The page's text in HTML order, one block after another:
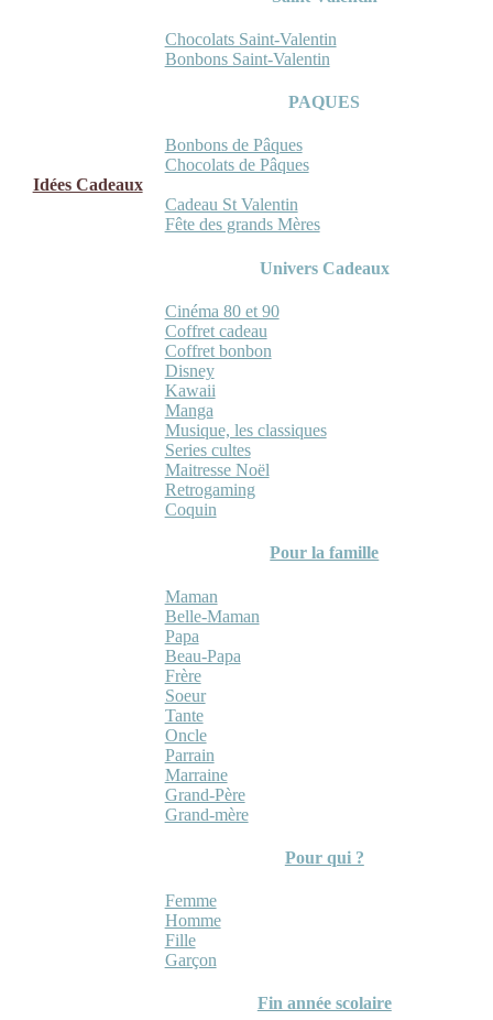
Chocolats Saint-Valentin
Bonbons Saint-Valentin
PAQUES
Bonbons de Pâques
Chocolats de Pâques
Idées Cadeaux
Cadeau St Valentin
Fête des grands Mères
Univers Cadeaux
Cinéma 80 et 90
Coffret cadeau
Coffret bonbon
Disney
Kawaii
Manga
Musique, les classiques
Series cultes
Maitresse Noël
Retrogaming
Coquin
Pour la famille
Maman
Belle-Maman
Papa
Beau-Papa
Frère
Soeur
Tante
Oncle
Parrain
Marraine
Grand-Père
Grand-mère
Pour qui ?
Femme
Homme
Fille
Garçon
Fin année scolaire